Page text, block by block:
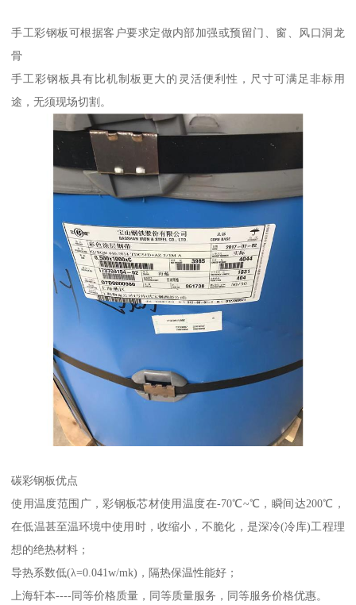
手工彩钢板可根据客户要求定做内部加强或预留门、窗、风口洞龙
骨
手工彩钢板具有比机制板更大的灵活便利性，尺寸可满足非标用
途，无须现场切割。
碳彩钢板优点
使用温度范围广，彩钢板芯材使用温度在-70℃~℃，瞬间达200℃，
在低温甚至温环境中使用时，收缩小，不脆化，是深冷(冷库)工程理
想的绝热材料；
导热系数低(λ=0.041w/mk)，隔热保温性能好；
上海轩本----同等价格质量，同等质量服务，同等服务价格优惠。